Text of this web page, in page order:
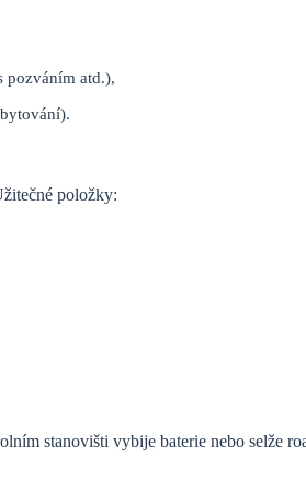
pozváním atd.),
položky:
stanovišti vybije baterie nebo selže